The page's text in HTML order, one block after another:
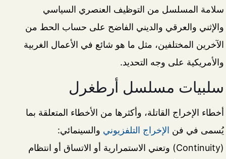
سلامة المسلسل من التوظيف العنصري السياسي
والإثني والعرقي والديني الفاضح على حساب الحط من
الآخرين المختلفين، مثل ما هو شائع في الأعمال الغربية
والأمريكية على وجه التحديد.
سلبيات مسلسل أرطغرل
أخطاء الإخراج القاتلة، وأكثرها من الأخطاء المتعلقة بما
يُسمى في فن الإخراج التلفزيوني والسينمائي:
(Continuity) وتعني الاستمرارية أو الاتساق أو انتظام